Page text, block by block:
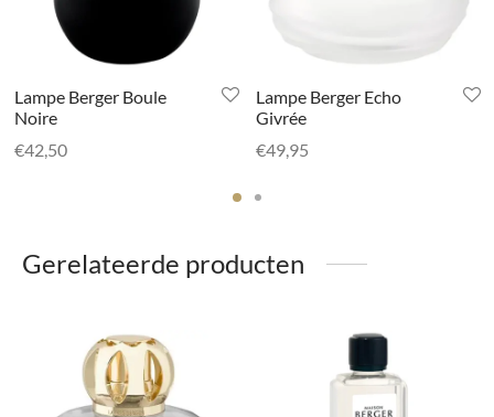
Lampe Berger Boule
Noire
€42,50
Lampe Berger Echo
Givrée
€49,95
Gerelateerde producten